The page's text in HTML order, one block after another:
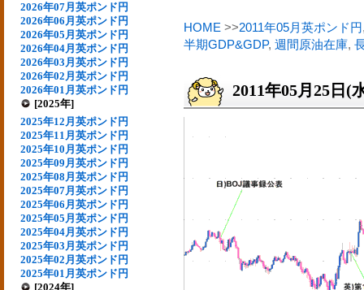
2026年07月英ポンド円
2026年06月英ポンド円
2026年05月英ポンド円
2026年04月英ポンド円
2026年03月英ポンド円
2026年02月英ポンド円
2026年01月英ポンド円
[2025年]
2025年12月英ポンド円
2025年11月英ポンド円
2025年10月英ポンド円
2025年09月英ポンド円
2025年08月英ポンド円
2025年07月英ポンド円
2025年06月英ポンド円
2025年05月英ポンド円
2025年04月英ポンド円
2025年03月英ポンド円
2025年02月英ポンド円
2025年01月英ポンド円
[2024年]
HOME >>2011年05月英ポンド円
半期GDP&GDP, 週間原油在庫,
2011年05月25日(